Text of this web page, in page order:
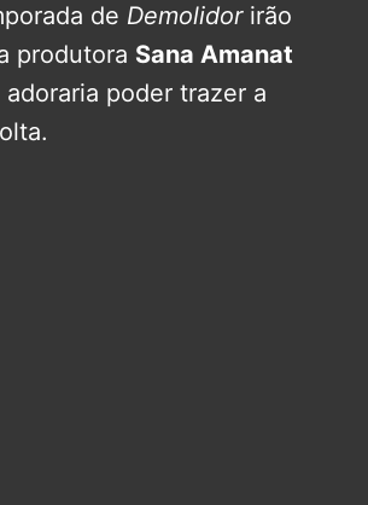
de Demolidor irão
produtora Sana Amanat
poder trazer a